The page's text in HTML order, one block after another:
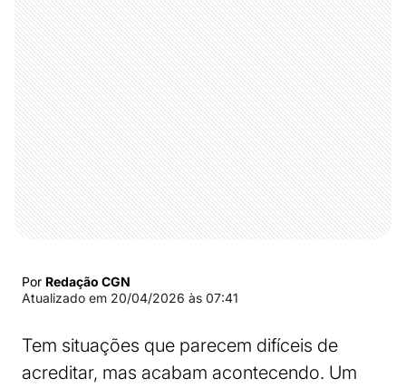
Por Redação CGN
Atualizado em 20/04/2026 às 07:41
Tem situações que parecem difíceis de
acreditar, mas acabam acontecendo. Um